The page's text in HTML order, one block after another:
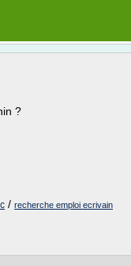
?
/ recherche emploi ecrivain